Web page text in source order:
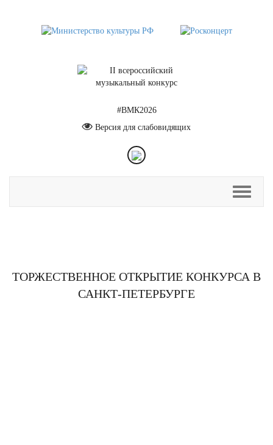
#ВМК2026
Версия для слабовидящих
ТОРЖЕСТВЕННОЕ ОТКРЫТИЕ КОНКУРСА В
САНКТ-ПЕТЕРБУРГЕ